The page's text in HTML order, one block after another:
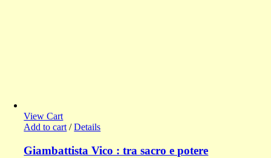
View Cart
Add to cart / Details
Giambattista Vico : tra sacro e potere